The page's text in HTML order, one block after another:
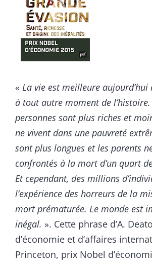
« La vie est meilleure aujourd’hui
à tout autre moment de
personnes sont plus riches et
ne vivent dans une pauvreté
sont plus longues et les parents
confrontés à la mort d’un quart
Et cependant, des millions
l’expérience des horreurs de la
mort prématurée. Le monde est
inégal. ». Cette phrase d’A.
d’économie et d’affaires
Princeton, prix Nobel